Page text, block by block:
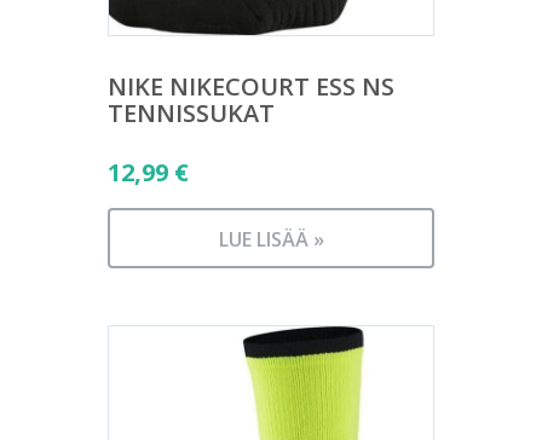
NIKE NIKECOURT ESS NS
TENNISSUKAT
12,99 €
LUE LISÄÄ »